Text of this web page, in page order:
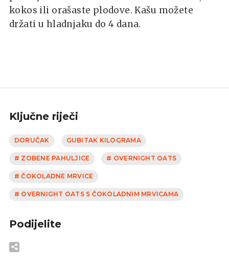
kokos ili orašaste plodove. Kašu možete
držati u hladnjaku do 4 dana.
Ključne riječi
DORUČAK GUBITAK KILOGRAMA
# ZOBENE PAHULJICE # OVERNIGHT OATS
# ČOKOLADNE MRVICE
# OVERNIGHT OATS S ČOKOLADNIM MRVICAMA
Podijelite